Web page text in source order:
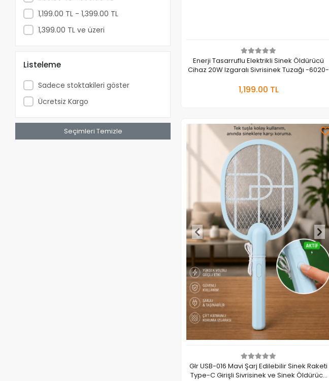
1,199.00 TL - 1,399.00 TL
1,399.00 TL ve üzeri
Listeleme
Sadece stoktakileri göster
Ücretsiz Kargo
Seçimleri Temizle
Enerji Tasarruflu Elektrikli Sinek Öldürücü
Cihaz 20W Izgaralı Sivrisinek Tuzağı -6020-
1,199.00 TL
Glr USB-016 Mavi Şarj Edilebilir Sinek Raketi
Type-C Girişli Sivrisinek ve Sinek Öldürücü